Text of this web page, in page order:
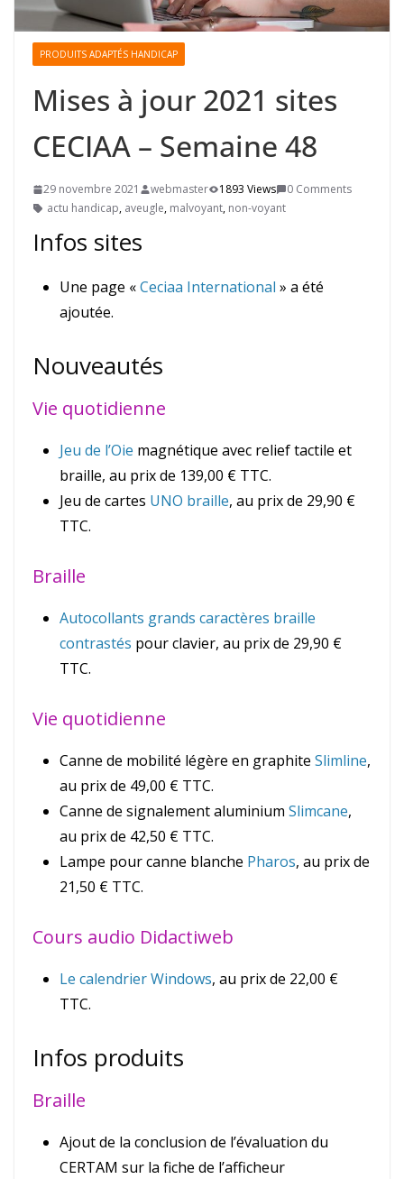
PRODUITS ADAPTÉS HANDICAP
Mises à jour 2021 sites
CECIAA – Semaine 48
29 novembre 2021 webmaster 1893 Views
0 Comments
actu handicap, aveugle, malvoyant, non-voyant
Infos sites
Une page «Ceciaa International » a été
ajoutée.
Nouveautés
Vie quotidienne
Jeu de l’Oie magnétique avec relief tactile et
braille, au prix de 139,00 € TTC.
Jeu de cartes UNO braille, au prix de 29,90 €
TTC.
Braille
Autocollants grands caractères braille
contrastés pour clavier, au prix de 29,90 €
TTC.
Vie quotidienne
Canne de mobilité légère en graphite Slimline,
au prix de 49,00 € TTC.
Canne de signalement aluminium Slimcane,
au prix de 42,50 € TTC.
Lampe pour canne blanche Pharos, au prix de
21,50 € TTC.
Cours audio Didactiweb
Le calendrier Windows, au prix de 22,00 €
TTC.
Infos produits
Braille
Ajout de la conclusion de l’évaluation du
CERTAM sur la fiche de l’afficheur